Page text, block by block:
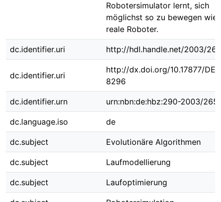
Robotersimulator lernt, sich
möglichst so zu bewegen wie
reale Roboter.
dc.identifier.uri http://hdl.handle.net/2003/
dc.identifier.uri
http://dx.doi.org/10.17877/
8296
dc.identifier.urn urn:nbn:de:hbz:290-2003/
dc.language.iso de
dc.subject Evolutionäre Algorithmen
dc.subject Laufmodellierung
dc.subject Laufoptimierung